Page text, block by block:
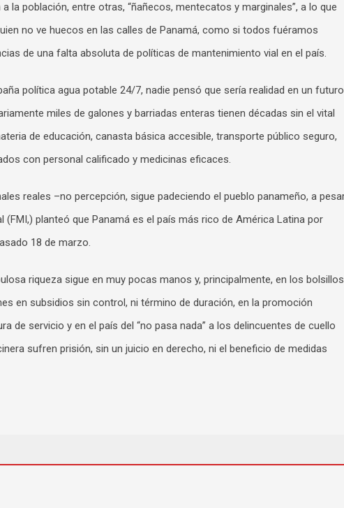
la población, entre otras, “ñañecos, mentecatos y marginales”, a lo que
no ve huecos en las calles de Panamá, como si todos fuéramos
de una falta absoluta de políticas de mantenimiento vial en el país.
política agua potable 24/7, nadie pensó que sería realidad en un futuro
miles de galones y barriadas enteras tienen décadas sin el vital
de educación, canasta básica accesible, transporte público seguro,
con personal calificado y medicinas eficaces.
reales –no percepción, sigue padeciendo el pueblo panameño, a
(FMI,) planteó que Panamá es el país más rico de América Latina por
18 de marzo.
riqueza sigue en muy pocas manos y, principalmente, en los bolsillos
en subsidios sin control, ni término de duración, en la promoción
de servicio y en el país del “no pasa nada” a los delincuentes de cuello
sufren prisión, sin un juicio en derecho, ni el beneficio de medidas